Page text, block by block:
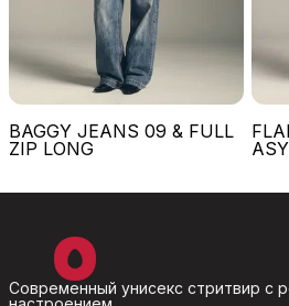
BAGGY JEANS 09 & FULL
ZIP LONG
Современный унисекс стритвир с